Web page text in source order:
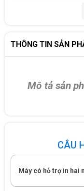
Hiệu suất làm
việc
THÔNG TIN SẢN
Mô tả sản
CÂU
Máy có hỗ trợ in hai